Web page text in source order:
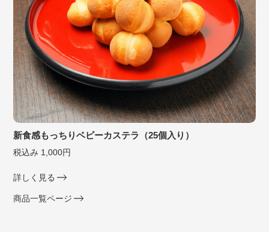
新食感もっちりベビーカステラ（25個入り）
税込み 1,000円
詳しく見る
商品一覧ページ